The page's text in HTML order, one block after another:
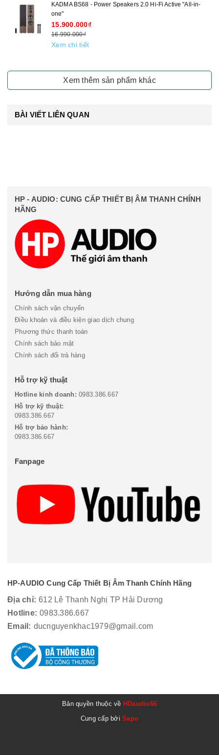
KADMA BS68 - Power Speakers 2.0 Hi-Fi Active "All-in-
one"
15.900.000₫
16.990.000₫
Xem chi tiết
Xem thêm sản phẩm khác
BÀI VIẾT LIÊN QUAN
HP - AUDIO: CUNG CẤP THIẾT BỊ ÂM THANH CHÍNH
HÃNG
Hướng dẫn mua hàng
Chính sách vận chuyển
Điều khoản và điều kiện giao dịch chung
Phương thức thanh toán
Chính sách bảo mật
Chính sách đổi trả hàng
Hỗ trợ kỹ thuật
Hotline kinh doanh: 0983.386.667
Hỗ trợ kỹ thuật:
0983.386.667
Hỗ trợ bảo hành:
0983.386.667
Fanpage
HP-AUDIO Cung Cấp Thiết Bị Âm Thanh Chính Hãng
Địa chỉ: 612 Lê Thanh Nghị TP Hải Dương
Hotline: 0983.386.667
Email: ducnguyenkhac1979@gmail.com
Bản quyền thuộc về HDaudio66
Cung cấp bởiSapo